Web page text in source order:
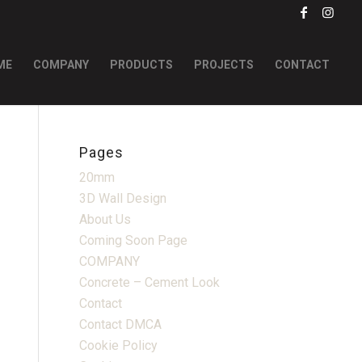
COMPANY PRODUCTS PROJECTS CONTACT
Pages
20mm
3D Wall Design
About Us
Coming Soon Page
COMPANY
Concrete – Cement Look
Contact
Contact DMCA
Cookie Policy